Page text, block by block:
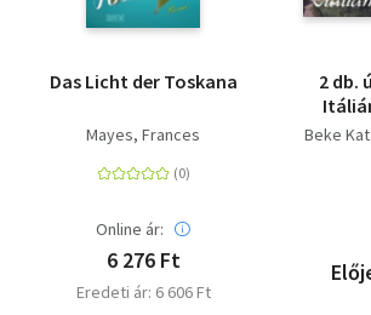
Das Licht der Toskana
Mayes, Frances
Online ár:
6 276 Ft
Eredeti ár: 6 606 Ft
2 db.
Beke